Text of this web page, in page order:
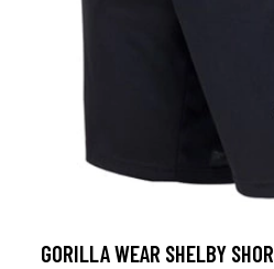
GORILLA WEAR SHELBY